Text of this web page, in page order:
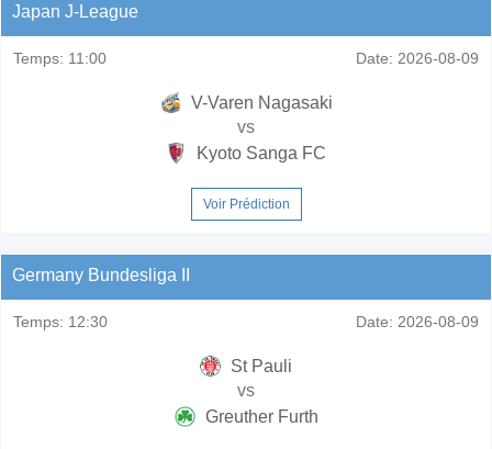
Japan J-League
Temps: 11:00 Date: 2026-08-09
V-Varen Nagasaki
vs
Kyoto Sanga FC
Voir Prédiction
Germany Bundesliga II
Temps: 12:30 Date: 2026-08-09
St Pauli
vs
Greuther Furth